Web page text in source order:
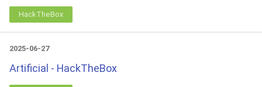
HackTheBox
2025-06-27
Artificial - HackTheBox